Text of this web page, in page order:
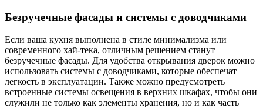
Безручечные фасады и системы с доводчиками
Если ваша кухня выполнена в стиле минимализма или
современного хай-тека, отличным решением станут
безручечные фасады. Для удобства открывания дверок можно
использовать системы с доводчиками, которые обеспечат
легкость в эксплуатации. Также можно предусмотреть
встроенные системы освещения в верхних шкафах, чтобы они
служили не только как элементы хранения, но и как часть